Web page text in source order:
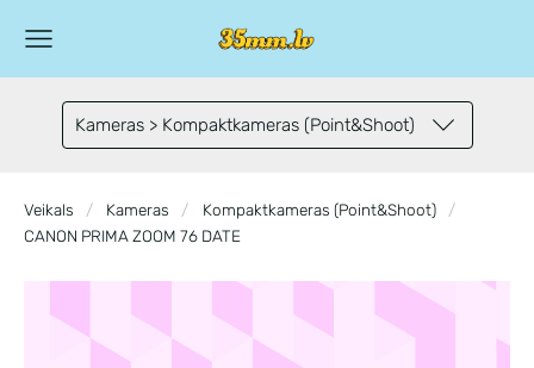
Kameras > Kompaktkameras (Point&Shoot)
Veikals Kameras
Kompaktkameras (Point&Shoot)
CANON PRIMA ZOOM 76 DATE